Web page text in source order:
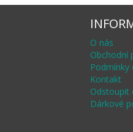
O nás
Obchodní
Kontakt
Odstoupit
Dárkové